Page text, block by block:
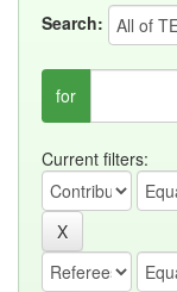
Search:
for
Current filters: